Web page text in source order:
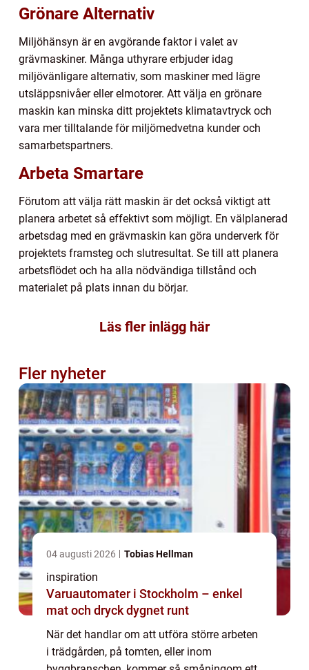
Grönare Alternativ
Miljöhänsyn är en avgörande faktor i valet av
grävmaskiner. Många uthyrare erbjuder idag
miljövänligare alternativ, som maskiner med lägre
utsläppsnivåer eller elmotorer. Att välja en grönare
maskin kan minska ditt projektets klimatavtryck och
vara mer tilltalande för miljömedvetna kunder och
samarbetspartners.
Arbeta Smartare
Förutom att välja rätt maskin är det också viktigt att
planera arbetet så effektivt som möjligt. En välplanerad
arbetsdag med en grävmaskin kan göra underverk för
projektets framsteg och slutresultat. Se till att planera
arbetsflödet och ha alla nödvändiga tillstånd och
materialet på plats innan du börjar.
Läs fler inlägg här
Fler nyheter
04 augusti 2026 Tobias Hellman
inspiration
Varuautomater i Stockholm – enkel
mat och dryck dygnet runt
När det handlar om att utföra större arbeten
i trädgården, på tomten, eller inom